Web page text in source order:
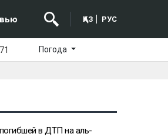
ҚАЗ РУС
Погода
в ДТП на аль-